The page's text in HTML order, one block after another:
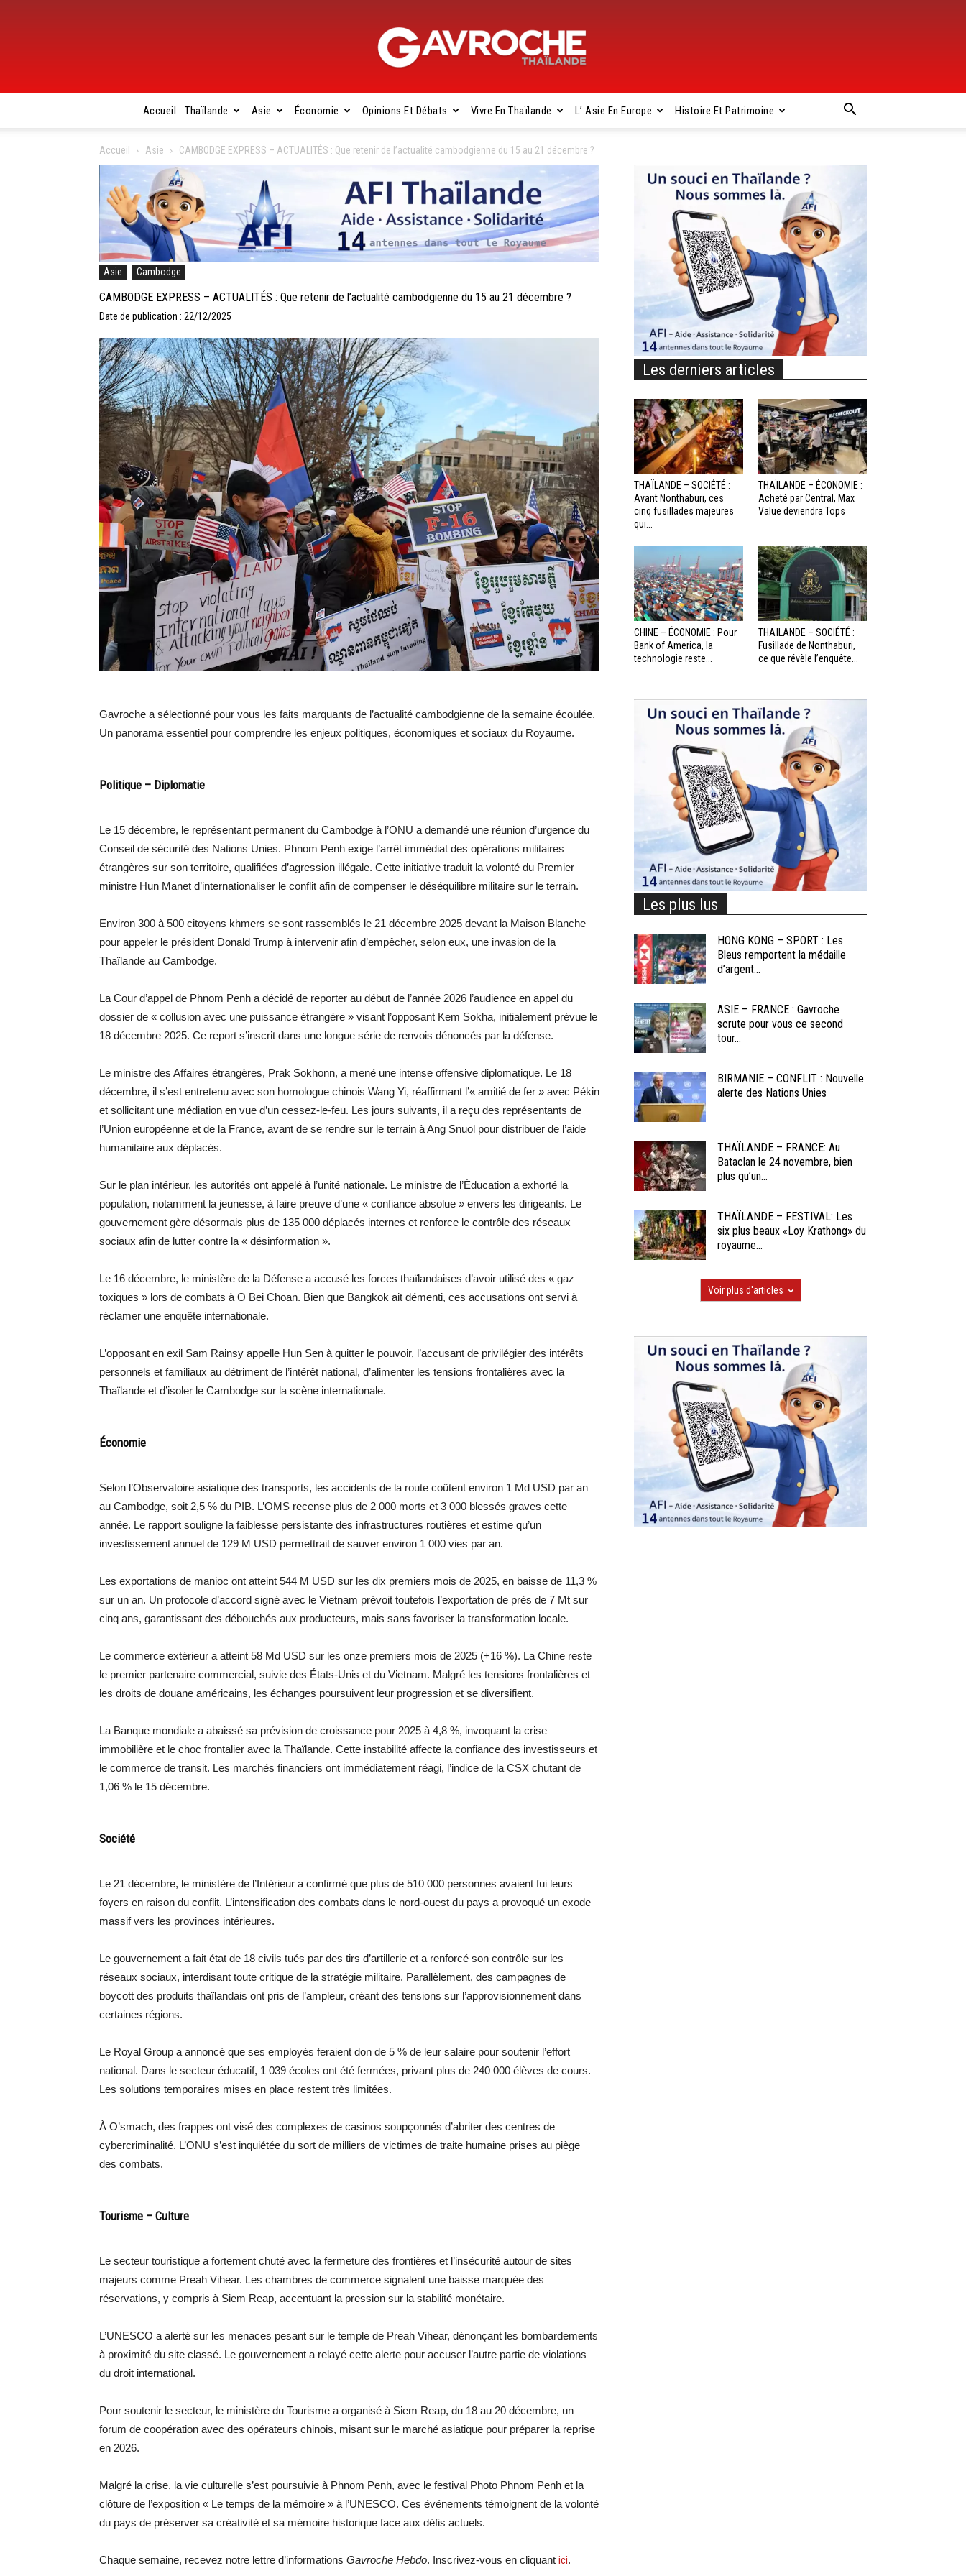
Gavroche
Thaïlande
Accueil Thaïlande Asie Économie Opinions Et Débats Vivre En Thaïlande L’ Asie En Europe Histoire Et Patrimoine
Accueil Asie CAMBODGE EXPRESS – ACTUALITÉS : Que retenir de l’actualité cambodgienne du 15 au 21 décembre ?
Asie Cambodge
CAMBODGE EXPRESS – ACTUALITÉS : Que retenir de l’actualité cambodgienne du 15 au 21 décembre ?
Date de publication : 22/12/2025
Gavroche a sélectionné pour vous les faits marquants de l’actualité cambodgienne de la semaine écoulée.
Un panorama essentiel pour comprendre les enjeux politiques, économiques et sociaux du Royaume.
Politique – Diplomatie
Le 15 décembre, le représentant permanent du Cambodge à l’ONU a demandé une réunion d’urgence du
Conseil de sécurité des Nations Unies. Phnom Penh exige l’arrêt immédiat des opérations militaires
étrangères sur son territoire, qualifiées d’agression illégale. Cette initiative traduit la volonté du Premier
ministre Hun Manet d’internationaliser le conflit afin de compenser le déséquilibre militaire sur le terrain.
Environ 300 à 500 citoyens khmers se sont rassemblés le 21 décembre 2025 devant la Maison Blanche
pour appeler le président Donald Trump à intervenir afin d’empêcher, selon eux, une invasion de la
Thaïlande au Cambodge.
La Cour d’appel de Phnom Penh a décidé de reporter au début de l’année 2026 l’audience en appel du
dossier de « collusion avec une puissance étrangère » visant l’opposant Kem Sokha, initialement prévue le
18 décembre 2025. Ce report s’inscrit dans une longue série de renvois dénoncés par la défense.
Le ministre des Affaires étrangères, Prak Sokhonn, a mené une intense offensive diplomatique. Le 18
décembre, il s’est entretenu avec son homologue chinois Wang Yi, réaffirmant l’« amitié de fer » avec Pékin
et sollicitant une médiation en vue d’un cessez-le-feu. Les jours suivants, il a reçu des représentants de
l’Union européenne et de la France, avant de se rendre sur le terrain à Ang Snuol pour distribuer de l’aide
humanitaire aux déplacés.
Sur le plan intérieur, les autorités ont appelé à l’unité nationale. Le ministre de l’Éducation a exhorté la
population, notamment la jeunesse, à faire preuve d’une « confiance absolue » envers les dirigeants. Le
gouvernement gère désormais plus de 135 000 déplacés internes et renforce le contrôle des réseaux
sociaux afin de lutter contre la « désinformation ».
Le 16 décembre, le ministère de la Défense a accusé les forces thaïlandaises d’avoir utilisé des « gaz
toxiques » lors de combats à O Bei Choan. Bien que Bangkok ait démenti, ces accusations ont servi à
réclamer une enquête internationale.
L’opposant en exil Sam Rainsy appelle Hun Sen à quitter le pouvoir, l’accusant de privilégier des intérêts
personnels et familiaux au détriment de l’intérêt national, d’alimenter les tensions frontalières avec la
Thaïlande et d’isoler le Cambodge sur la scène internationale.
Économie
Selon l’Observatoire asiatique des transports, les accidents de la route coûtent environ 1 Md USD par an
au Cambodge, soit 2,5 % du PIB. L’OMS recense plus de 2 000 morts et 3 000 blessés graves cette
année. Le rapport souligne la faiblesse persistante des infrastructures routières et estime qu’un
investissement annuel de 129 M USD permettrait de sauver environ 1 000 vies par an.
Les exportations de manioc ont atteint 544 M USD sur les dix premiers mois de 2025, en baisse de 11,3 %
sur un an. Un protocole d’accord signé avec le Vietnam prévoit toutefois l’exportation de près de 7 Mt sur
cinq ans, garantissant des débouchés aux producteurs, mais sans favoriser la transformation locale.
Le commerce extérieur a atteint 58 Md USD sur les onze premiers mois de 2025 (+16 %). La Chine reste
le premier partenaire commercial, suivie des États-Unis et du Vietnam. Malgré les tensions frontalières et
les droits de douane américains, les échanges poursuivent leur progression et se diversifient.
La Banque mondiale a abaissé sa prévision de croissance pour 2025 à 4,8 %, invoquant la crise
immobilière et le choc frontalier avec la Thaïlande. Cette instabilité affecte la confiance des investisseurs et
le commerce de transit. Les marchés financiers ont immédiatement réagi, l’indice de la CSX chutant de
1,06 % le 15 décembre.
Société
Le 21 décembre, le ministère de l’Intérieur a confirmé que plus de 510 000 personnes avaient fui leurs
foyers en raison du conflit. L’intensification des combats dans le nord-ouest du pays a provoqué un exode
massif vers les provinces intérieures.
Le gouvernement a fait état de 18 civils tués par des tirs d’artillerie et a renforcé son contrôle sur les
réseaux sociaux, interdisant toute critique de la stratégie militaire. Parallèlement, des campagnes de
boycott des produits thaïlandais ont pris de l’ampleur, créant des tensions sur l’approvisionnement dans
certaines régions.
Le Royal Group a annoncé que ses employés feraient don de 5 % de leur salaire pour soutenir l’effort
national. Dans le secteur éducatif, 1 039 écoles ont été fermées, privant plus de 240 000 élèves de cours.
Les solutions temporaires mises en place restent très limitées.
À O’smach, des frappes ont visé des complexes de casinos soupçonnés d’abriter des centres de
cybercriminalité. L’ONU s’est inquiétée du sort de milliers de victimes de traite humaine prises au piège
des combats.
Tourisme – Culture
Le secteur touristique a fortement chuté avec la fermeture des frontières et l’insécurité autour de sites
majeurs comme Preah Vihear. Les chambres de commerce signalent une baisse marquée des
réservations, y compris à Siem Reap, accentuant la pression sur la stabilité monétaire.
L’UNESCO a alerté sur les menaces pesant sur le temple de Preah Vihear, dénonçant les bombardements
à proximité du site classé. Le gouvernement a relayé cette alerte pour accuser l’autre partie de violations
du droit international.
Pour soutenir le secteur, le ministère du Tourisme a organisé à Siem Reap, du 18 au 20 décembre, un
forum de coopération avec des opérateurs chinois, misant sur le marché asiatique pour préparer la reprise
en 2026.
Malgré la crise, la vie culturelle s’est poursuivie à Phnom Penh, avec le festival Photo Phnom Penh et la
clôture de l’exposition « Le temps de la mémoire » à l’UNESCO. Ces événements témoignent de la volonté
du pays de préserver sa créativité et sa mémoire historique face aux défis actuels.
Chaque semaine, recevez notre lettre d’informations Gavroche Hebdo. Inscrivez-vous en cliquant ici.
Les derniers articles
THAÏLANDE – SOCIÉTÉ :
Avant Nonthaburi, ces
cinq fusillades majeures
qui...
THAÏLANDE – ÉCONOMIE :
Acheté par Central, Max
Value deviendra Tops
CHINE – ÉCONOMIE : Pour
Bank of America, la
technologie reste...
THAÏLANDE – SOCIÉTÉ :
Fusillade de Nonthaburi,
ce que révèle l’enquête...
Les plus lus
HONG KONG – SPORT : Les
Bleus remportent la médaille
d’argent...
ASIE – FRANCE : Gavroche
scrute pour vous ce second
tour...
BIRMANIE – CONFLIT : Nouvelle
alerte des Nations Unies
THAÏLANDE – FRANCE: Au
Bataclan le 24 novembre, bien
plus qu’un...
THAÏLANDE – FESTIVAL: Les
six plus beaux «Loy Krathong» du
royaume...
Voir plus d'articles